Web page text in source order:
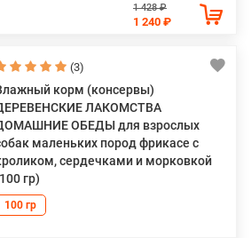
1 428 ₽
1 240 ₽
(3)
корм (консервы)
ЛАКОМСТВА
ОБЕДЫ для взрослых
маленьких пород фрикасе с
сердечками и морковкой
гр)
100 гр